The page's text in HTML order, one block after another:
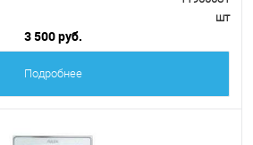
шт
3 500 руб.
Подробнее